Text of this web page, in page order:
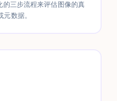
的三步流程来评估图像的真
数据。